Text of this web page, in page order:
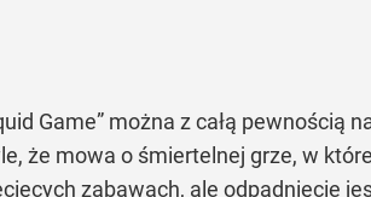
Game” można z całą
że mowa o śmiertelnej grze, w
zabawach, ale odpadnięcie